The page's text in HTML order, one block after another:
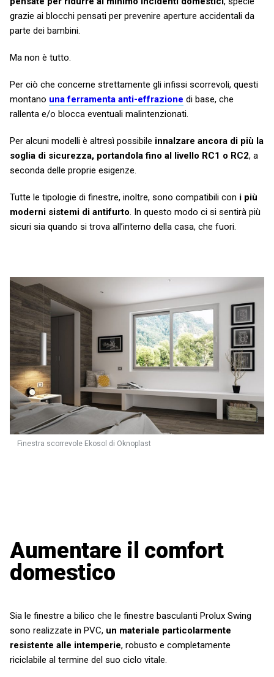
grazie ai blocchi pensati per prevenire aperture accidentali da
parte dei bambini.
Ma non è tutto.
Per ciò che concerne strettamente gli infissi scorrevoli, questi
montano una ferramenta anti-effrazione di base, che
rallenta e/o blocca eventuali malintenzionati.
Per alcuni modelli è altresì possibile innalzare ancora di più la
soglia di sicurezza, portandola fino al livello RC1 o RC2, a
seconda delle proprie esigenze.
Tutte le tipologie di finestre, inoltre, sono compatibili con i più
moderni sistemi di antifurto. In questo modo ci si sentirà più
sicuri sia quando si trova all’interno della casa, che fuori.
Finestra scorrevole Ekosol di Oknoplast
Aumentare il comfort
domestico
Sia le finestre a bilico che le finestre basculanti Prolux Swing
sono realizzate in PVC, un materiale particolarmente
resistente alle intemperie, robusto e completamente
riciclabile al termine del suo ciclo vitale.